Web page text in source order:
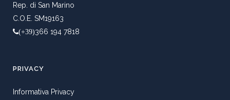
Rep. di San Marino
C.O.E. SM19163
(+39)366 194 7818
PRIVACY
Informativa Privacy